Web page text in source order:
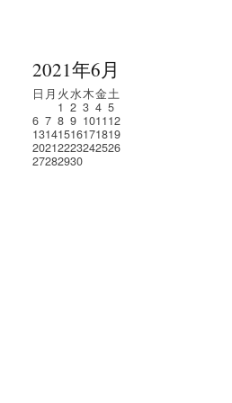
2021年6月
日 月 火水木金土
1 2 3 4 5
6 7 8 9 101112
13141516171819
20212223242526
27282930